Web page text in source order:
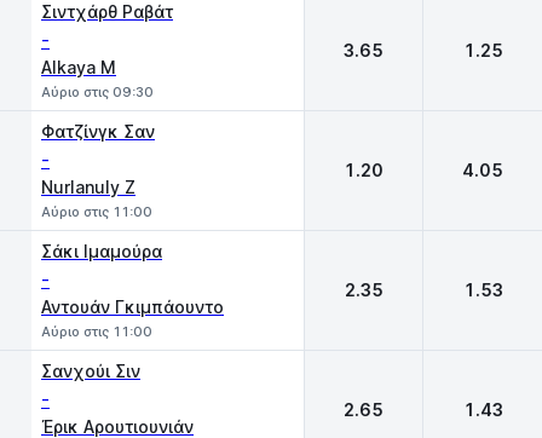
Σιντχάρθ Ραβάτ
-
Alkaya M
Αύριο στις 09:30
3.65 1.25
Φατζίνγκ Σαν
-
Nurlanuly Z
Αύριο στις 11:00
1.20 4.05
Σάκι Ιμαμούρα
-
Αντουάν Γκιμπάουντο
Αύριο στις 11:00
2.35 1.53
Σανχούι Σιν
-
Έρικ Αρουτιουνιάν
2.65 1.43